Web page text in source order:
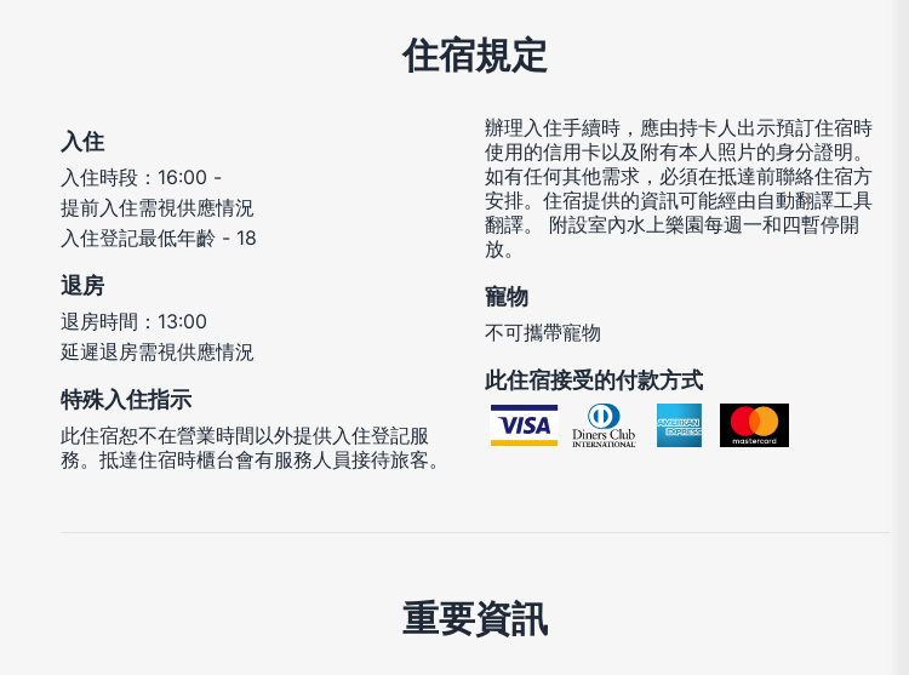
住宿規定
入住
入住時段：16:00 -
提前入住需視供應情況
入住登記最低年齡 - 18
退房
退房時間：13:00
延遲退房需視供應情況
特殊入住指示
此住宿恕不在營業時間以外提供入住登記服
務。抵達住宿時櫃台會有服務人員接待旅客。
辦理入住手續時，應由持卡人出示預訂住宿時
使用的信用卡以及附有本人照片的身分證明。
如有任何其他需求，必須在抵達前聯絡住宿方
安排。住宿提供的資訊可能經由自動翻譯工具
翻譯。 附設室內水上樂園每週一和四暫停開
放。
寵物
不可攜帶寵物
此住宿接受的付款方式
重要資訊